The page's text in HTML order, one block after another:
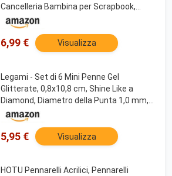
Cancelleria Bambina per Scrapbook,
Disegni, Regalo Pasqua, per Regalo
Bambina 4-12 Anni
6,99 € Visualizza
Legami - Set di 6 Mini Penne Gel
Glitterate, 0,8x10,8 cm, Shine Like a
Diamond, Diametro della Punta 1,0 mm,
Colore Viola, Oro, Verde, Blu, Rosa, Nero
5,95 € Visualizza
HOTU Pennarelli Acrilici, Pennarelli